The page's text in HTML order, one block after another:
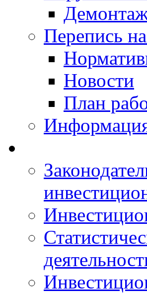
Перепись
Новости
План